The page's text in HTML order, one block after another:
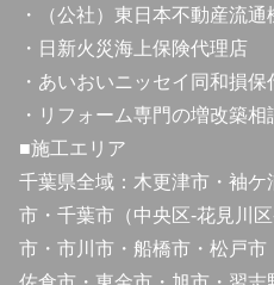
・（公社）東日本不動産流通
・日新火災海上保険代理店
・あいおいニッセイ同和損保
・リフォーム専門の増改築
■施工エリア
千葉県全域：木更津市・袖
市・千葉市（中央区-花見川
市・市川市・船橋市・松戸市